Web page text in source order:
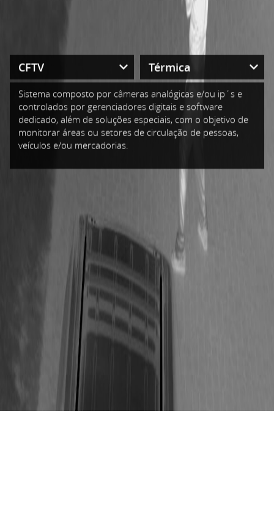
Sistema composto por câmeras analógicas e/ou ip´s e
controlados por gerenciadores digitais e software
dedicado, além de soluções especiais, com o objetivo de
monitorar áreas ou setores de circulação de pessoas,
veículos e/ou mercadorias.